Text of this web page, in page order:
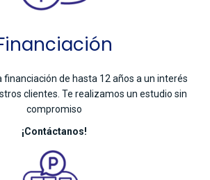
de hasta 12 años a un interés
clientes. Te realizamos un estudio sin
compromiso
¡Contáctanos!